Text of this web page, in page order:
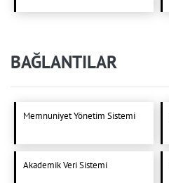
BAĞLANTILAR
Memnuniyet Yönetim Sistemi
Akademik Veri Sistemi